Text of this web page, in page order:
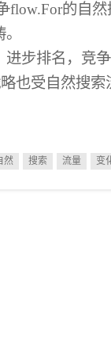
的自然
进步排名，竞
也受自然搜
然 搜索 流量 变